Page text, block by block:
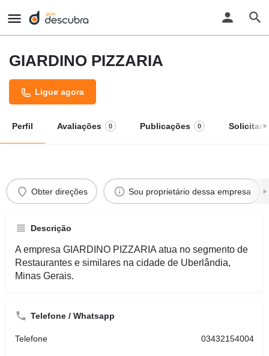
GIARDINO PIZZARIA
Ligue agora
Perfil Avaliações 0 Publicações 0 Solicitar
Obter direções Sou proprietário dessa empresa
Descrição
A empresa GIARDINO PIZZARIA atua no segmento de
Restaurantes e similares na cidade de Uberlândia,
Minas Gerais.
Telefone / Whatsapp
Telefone 03432154004